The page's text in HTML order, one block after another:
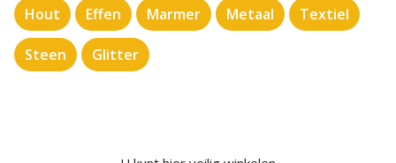
Hout Effen Marmer Metaal Textiel
Steen Glitter